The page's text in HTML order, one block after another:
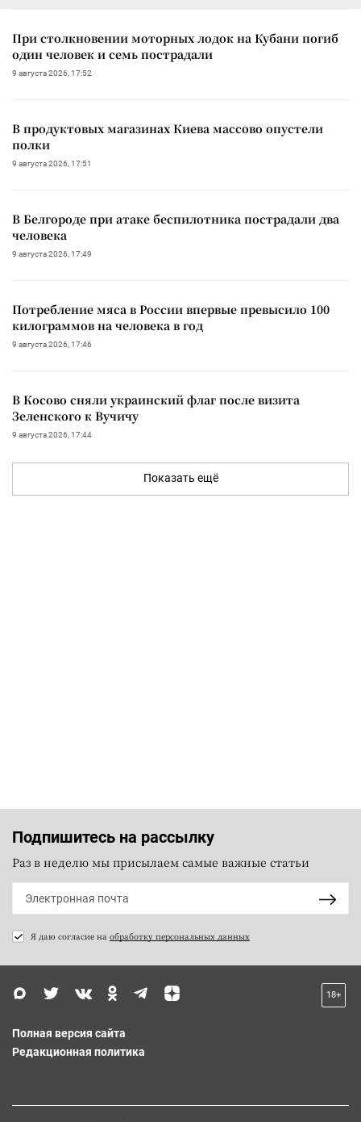
При столкновении моторных лодок на Кубани погиб
один человек и семь пострадали
9 августа 2026, 17:52
В продуктовых магазинах Киева массово опустели
полки
9 августа 2026, 17:51
В Белгороде при атаке беспилотника пострадали два
человека
9 августа 2026, 17:49
Потребление мяса в России впервые превысило 100
килограммов на человека в год
9 августа 2026, 17:46
В Косово сняли украинский флаг после визита
Зеленского к Вучичу
9 августа 2026, 17:44
Показать ещё
Подпишитесь на рассылку
Раз в неделю мы присылаем самые важные статьи
Я даю согласие на обработку персональных данных
18+
Полная версия сайта
Редакционная политика